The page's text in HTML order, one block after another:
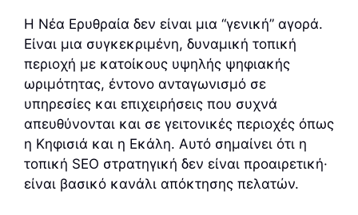
Η Νέα Ερυθραία δεν είναι μια “γενική” αγορά.
Είναι μια συγκεκριμένη, δυναμική τοπική
περιοχή με κατοίκους υψηλής ψηφιακής
ωριμότητας, έντονο ανταγωνισμό σε
υπηρεσίες και επιχειρήσεις που συχνά
απευθύνονται και σε γειτονικές περιοχές όπως
η Κηφισιά και η Εκάλη. Αυτό σημαίνει ότι η
τοπική SEO στρατηγική δεν είναι προαιρετική·
είναι βασικό κανάλι απόκτησης πελατών.